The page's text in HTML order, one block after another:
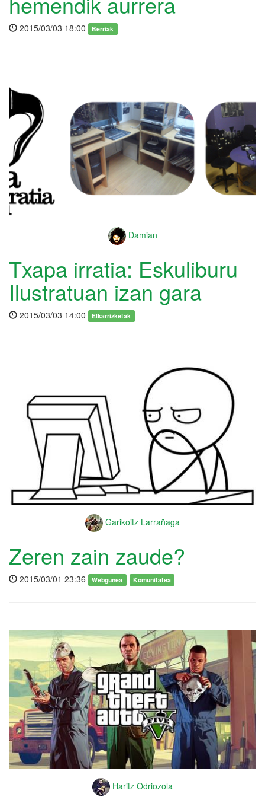
2015/03/03 18:00 Berriak
Damian
Txapa irratia: Eskuliburu
Ilustratuan izan gara
2015/03/03 14:00 Elkarrizketak
Garikoitz Larrañaga
Zeren zain zaude?
2015/03/01 23:36 Webgunea Komunitatea
Haritz Odriozola